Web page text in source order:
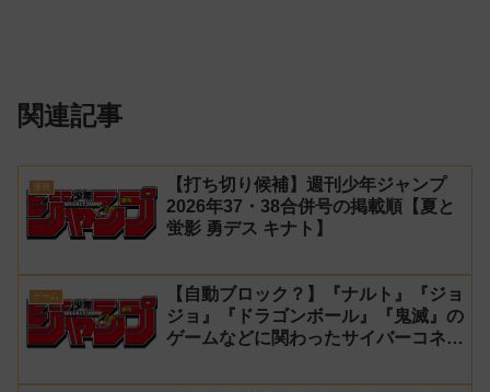
関連記事
漫画
【打ち切り候補】週刊少年ジャンプ
2026年37・38合併号の掲載順【夏と
蛍影 勇デス キナト】
ゲーム
【自動ブロック？】『ナルト』『ジョ
ジョ』『ドラゴンボール』『鬼滅』の
ゲームなどに関わったサイバーコネク
ブロックされてしまう